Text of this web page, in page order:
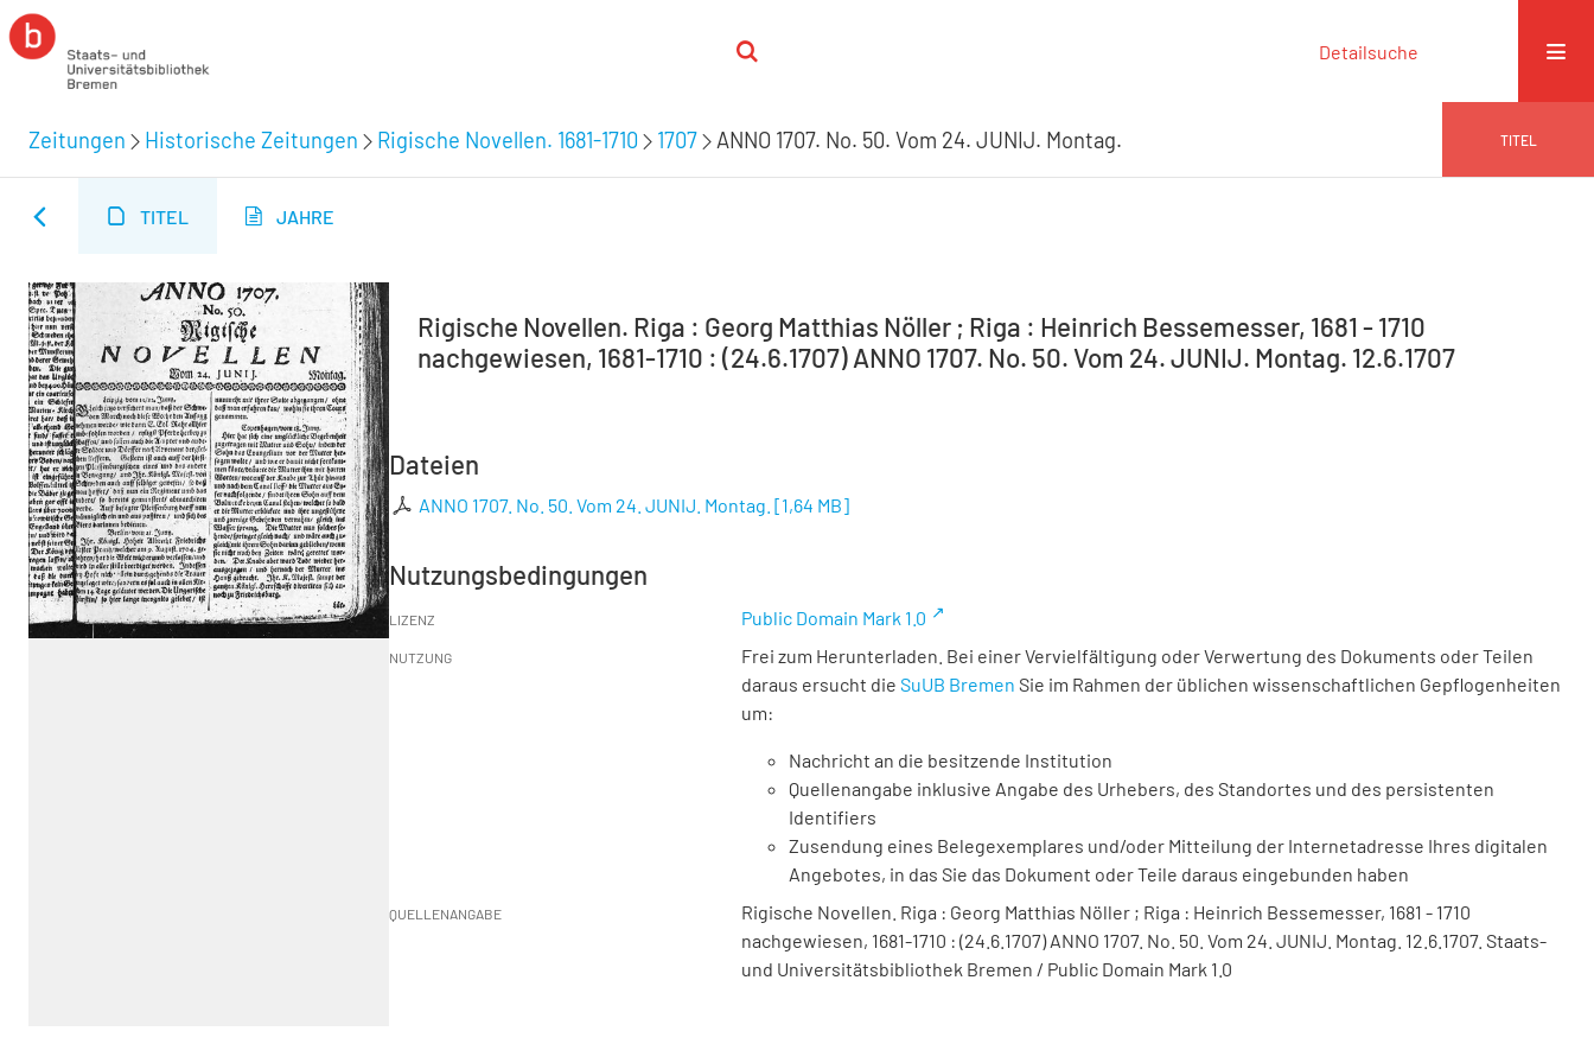
Detailsuche
Zeitungen Historische Zeitungen Rigische Novellen. 1681-1710 1707 ANNO 1707. No. 50. Vom 24. JUNIJ. Montag. TITEL
TITEL JAHRE
Rigische Novellen. Riga : Georg Matthias Nöller ; Riga : Heinrich Bessemesser, 1681 - 1710
nachgewiesen, 1681-1710 : (24.6.1707) ANNO 1707. No. 50. Vom 24. JUNIJ. Montag. 12.6.1707
Dateien
ANNO 1707. No. 50. Vom 24. JUNIJ. Montag. [1,64 MB]
Nutzungsbedingungen
LIZENZ Public Domain Mark 1.0
NUTZUNG
Frei zum Herunterladen. Bei einer Vervielfältigung oder Verwertung des Dokuments oder Teilen
daraus ersucht die SuUB Bremen Sie im Rahmen der üblichen wissenschaftlichen Gepflogenheiten
um:
Nachricht an die besitzende Institution
Quellenangabe inklusive Angabe des Urhebers, des Standortes und des persistenten
Identifiers
Zusendung eines Belegexemplares und/oder Mitteilung der Internetadresse Ihres digitalen
Angebotes, in das Sie das Dokument oder Teile daraus eingebunden haben
QUELLENANGABE
Rigische Novellen. Riga : Georg Matthias Nöller ; Riga : Heinrich Bessemesser, 1681 - 1710
nachgewiesen, 1681-1710 : (24.6.1707) ANNO 1707. No. 50. Vom 24. JUNIJ. Montag. 12.6.1707. Staats-
und Universitätsbibliothek Bremen / Public Domain Mark 1.0